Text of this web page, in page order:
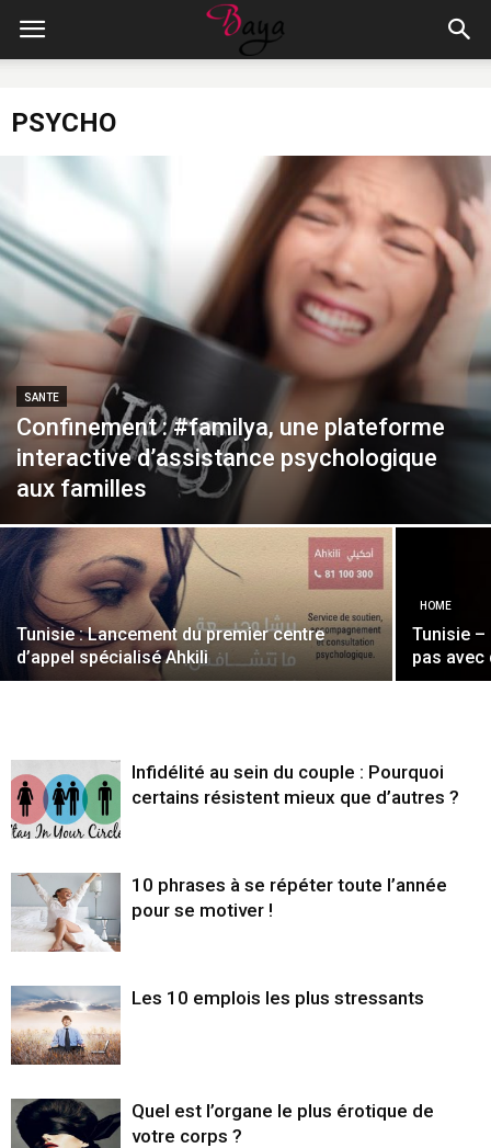
PSYCHO
SANTE
Confinement : #familya, une plateforme
interactive d’assistance psychologique
aux familles
Tunisie : Lancement du premier centre
d’appel spécialisé Ahkili
HOME
Tunisie –
pas avec
Infidélité au sein du couple : Pourquoi
certains résistent mieux que d’autres ?
10 phrases à se répéter toute l’année
pour se motiver !
Les 10 emplois les plus stressants
Quel est l’organe le plus érotique de
votre corps ?